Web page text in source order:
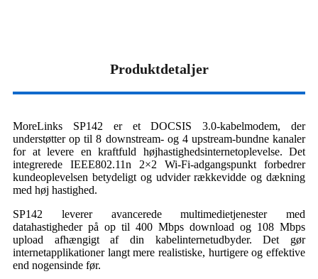
Produktdetaljer
MoreLinks SP142 er et DOCSIS 3.0-kabelmodem, der
understøtter op til 8 downstream- og 4 upstream-bundne kanaler
for at levere en kraftfuld højhastighedsinternetoplevelse. Det
integrerede IEEE802.11n 2×2 Wi-Fi-adgangspunkt forbedrer
kundeoplevelsen betydeligt og udvider rækkevidde og dækning
med høj hastighed.
SP142 leverer avancerede multimedietjenester med
datahastigheder på op til 400 Mbps download og 108 Mbps
upload afhængigt af din kabelinternetudbyder. Det gør
internetapplikationer langt mere realistiske, hurtigere og effektive
end nogensinde før.